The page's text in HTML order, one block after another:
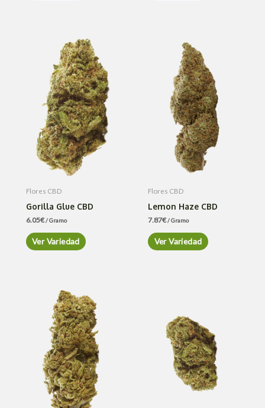
Flores CBD
Gorilla Glue CBD
6.05€/ Gramo
Ver Variedad
Flores CBD
Lemon Haze CBD
7.87€/ Gramo
Ver Variedad